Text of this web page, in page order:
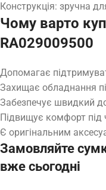
Конструкція: зручна
Чому варто
RA029009500
Допомагає
Захищає обладнання
Забезпечує швидкий
Підвищує комфорт під
Є оригінальним
Замовляйте
вже сьогодні